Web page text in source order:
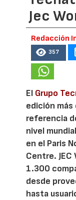
Jec
Redacción
357
El Grupo
edición más
referencia
nivel
en el Paris
Centre. JEC
1.300
desde
hasta